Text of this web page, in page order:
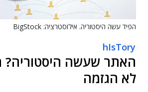
הפיד עשה היסטוריה. אילוסטרציה: BigStock
hIsTory
האתר שעשה
לא הגזמה